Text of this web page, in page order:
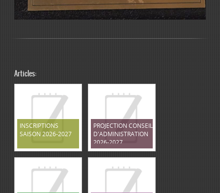
Articles:
INSCRIPTIONS
SAISON 2026-2027
PROJECTION CONSEIL
D'ADMINISTRATION
2026-2027